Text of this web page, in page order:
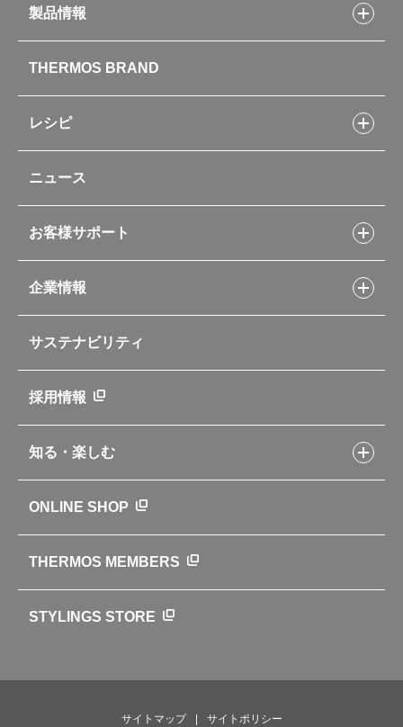
製品情報
水筒
お弁当
キッチン用品
ポット・アイスペール
コーヒーメーカー
ソフトクーラー・バッグ
自転車専用ボトル
アパレル小物
新製品一覧
カタログ
THERMOS BRAND
レシピ
フライパンレシピ
シャトルシェフレシピ
スープジャーレシピ
イージースモーカーレシピ
レシピ本のご紹介
ニュース
お客様サポート
交換用部品の購入方法
部品の種類や販売状況を調べる
よくあるご質問・お問い合わせ
企業情報
企業理念
会社概要
ニュース
世界のサーモス
サーモスの歴史
サステナビリティ
採用情報
知る・楽しむ
クラブサーモス
WEBマガジン
お弁当にエールを込めて
ONLINE SHOP
THERMOS MEMBERS
STYLINGS STORE
サイトマップ サイトポリシー